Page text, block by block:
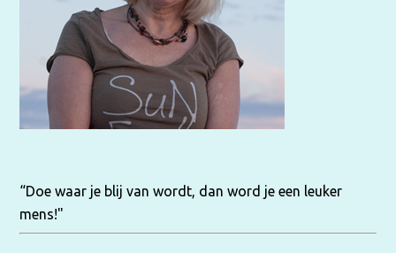
“Doe waar je blij van wordt, dan word je een leuker
mens!"